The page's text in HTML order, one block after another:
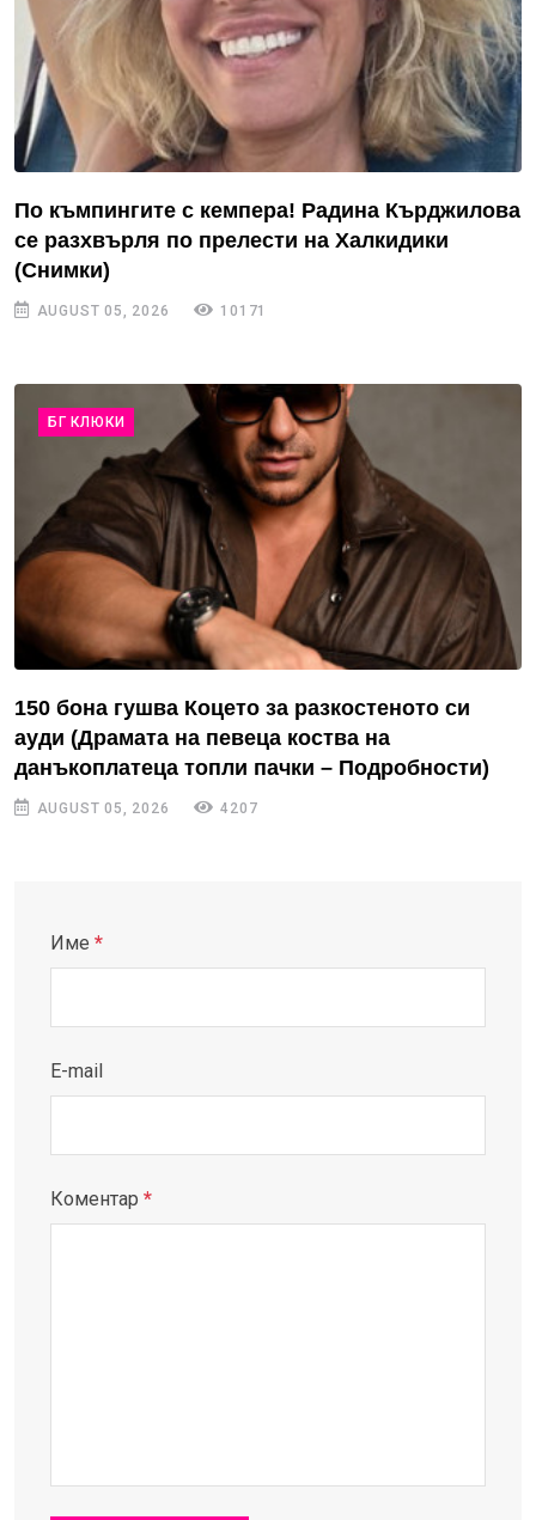
По къмпингите с кемпера! Радина Кърджилова
се разхвърля по прелести на Халкидики
(Снимки)
AUGUST 05, 2026 10171
БГ КЛЮКИ
150 бона гушва Коцето за разкостеното си
ауди (Драмата на певеца коства на
данъкоплатеца топли пачки – Подробности)
AUGUST 05, 2026 4207
Име *
E-mail
Коментар *